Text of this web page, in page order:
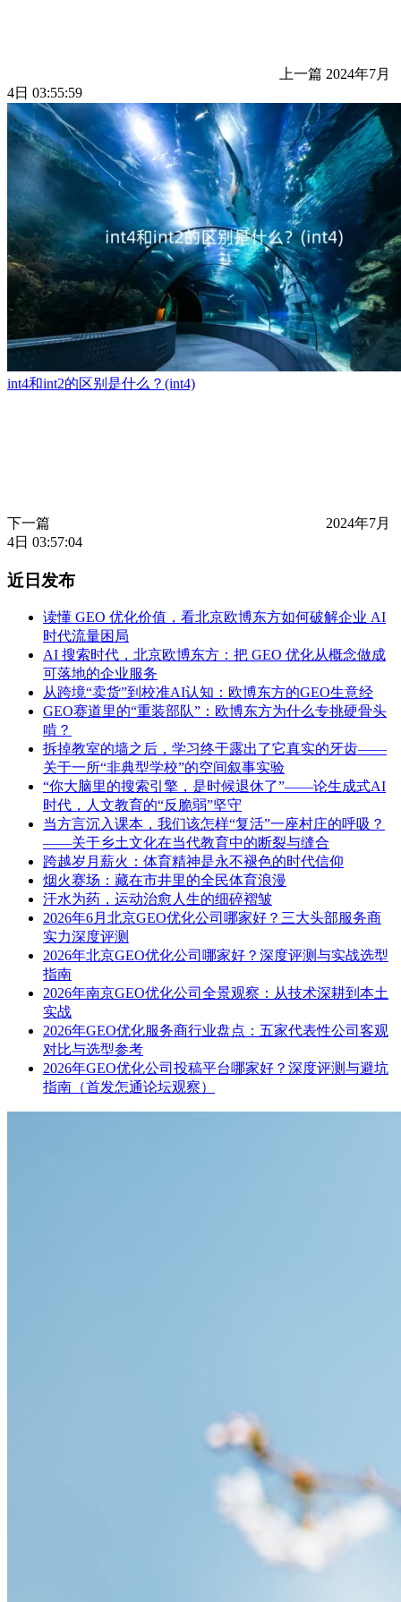
上一篇 2024年7月
4日 03:55:59
int4和int2的区别是什么？(int4)
下一篇
2024年7月
4日 03:57:04
近日发布
读懂 GEO 优化价值，看北京欧博东方如何破解企业 AI
时代流量困局
AI 搜索时代，北京欧博东方：把 GEO 优化从概念做成
可落地的企业服务
从跨境“卖货”到校准AI认知：欧博东方的GEO生意经
GEO赛道里的“重装部队”：欧博东方为什么专挑硬骨头
啃？
拆掉教室的墙之后，学习终于露出了它真实的牙齿——
关于一所“非典型学校”的空间叙事实验
“你大脑里的搜索引擎，是时候退休了”——论生成式AI
时代，人文教育的“反脆弱”坚守
当方言沉入课本，我们该怎样“复活”一座村庄的呼吸？
——关于乡土文化在当代教育中的断裂与缝合
跨越岁月薪火：体育精神是永不褪色的时代信仰
烟火赛场：藏在市井里的全民体育浪漫
汗水为药，运动治愈人生的细碎褶皱
2026年6月北京GEO优化公司哪家好？三大头部服务商
实力深度评测
2026年北京GEO优化公司哪家好？深度评测与实战选型
指南
2026年南京GEO优化公司全景观察：从技术深耕到本土
实战
2026年GEO优化服务商行业盘点：五家代表性公司客观
对比与选型参考
2026年GEO优化公司投稿平台哪家好？深度评测与避坑
指南（首发怎通论坛观察）